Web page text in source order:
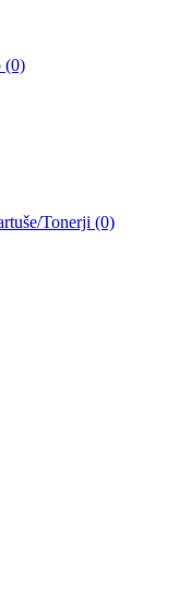
(0)
Tonerji (0)